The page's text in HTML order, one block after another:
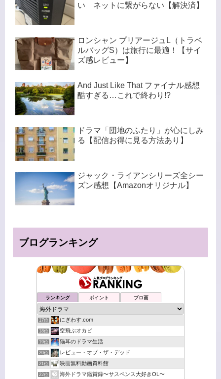
い ネットに繋がらない【解決済】
ロンシャン プリアージュL（トラベ
ルバッグS）は旅行に最適！【サイ
ズ感レビュー】
And Just Like That ファイナル感想
酷すぎる…これで終わり!?
ドラマ「団地のふたり」が心にしみ
る【配信お得に見る方法あり】
ジャック・ライアンシリーズ全シー
ズン感想【Amazonオリジナル】
ブログランキング
ランキング ポイント ブロ画
17位 にぎわす.com
18位 空飛ぶオカピ
19位 猫耳のドラマ生活
20位 レビュー・オブ・ザ・デッド
21位 映画無料動画資料館
22位 海外ドラマ鑑賞録〜サスペンス大好きOL〜